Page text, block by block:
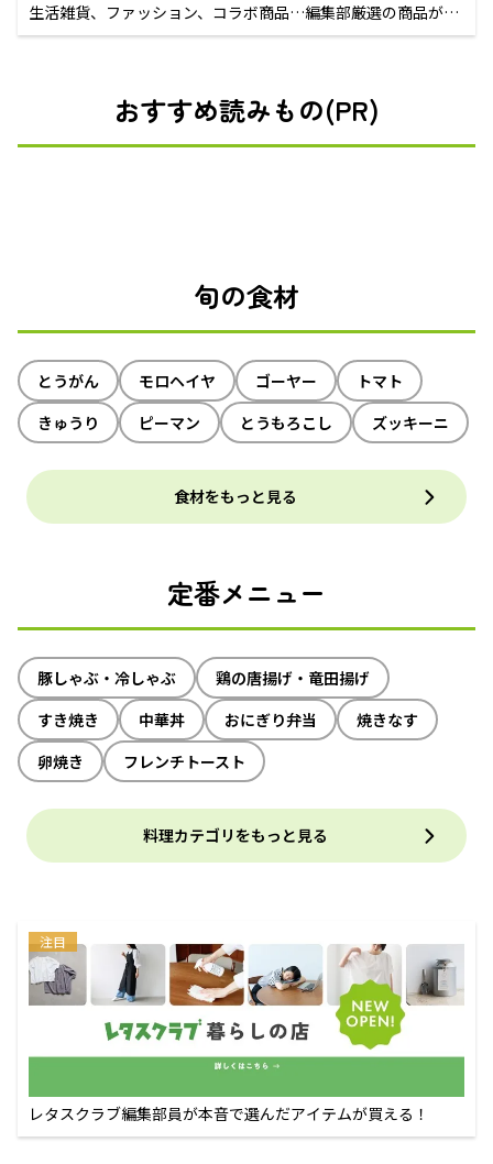
生活雑貨、ファッション、コラボ商品…編集部厳選の商品が買
えるECサイト
おすすめ読みもの(PR)
旬の食材
とうがん モロヘイヤ ゴーヤー
トマト
きゅうり
ピーマン とうもろこし ズッキーニ
食材をもっと見る
定番メニュー
豚しゃぶ・冷しゃぶ
鶏の唐揚げ・竜田揚げ
すき焼き
中華丼 おにぎり弁当
焼きなす
卵焼き
フレンチトースト
料理カテゴリをもっと見る
注目
レタスクラブ編集部員が本音で選んだアイテムが買える！